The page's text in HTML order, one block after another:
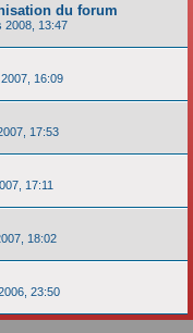
du forum
2008, 13:47
16:09
17:53
17:11
18:02
23:50